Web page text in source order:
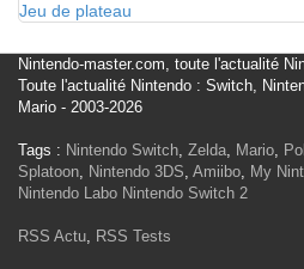
Jeu de plateau
Nintendo-master.com, toute l'actualité
Toute l'actualité Nintendo : Switch,
Mario - 2003-2026
Tags : Nintendo Switch, Zelda, Mario,
Splatoon, Nintendo 3DS, Amiibo, My
Nintendo Labo Nintendo Switch 2
RSS Actu, RSS Tests